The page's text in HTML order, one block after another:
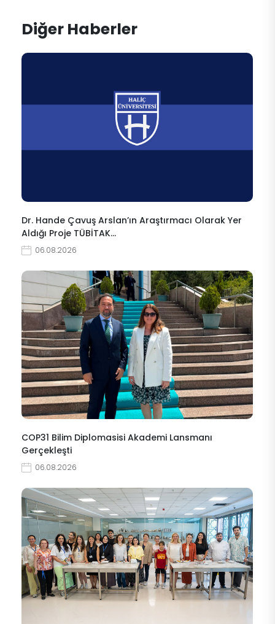
Diğer Haberler
Dr. Hande Çavuş Arslan’ın Araştırmacı Olarak Yer
Aldığı Proje TÜBİTAK…
06.08.2026
COP31 Bilim Diplomasisi Akademi Lansmanı
Gerçekleşti
06.08.2026